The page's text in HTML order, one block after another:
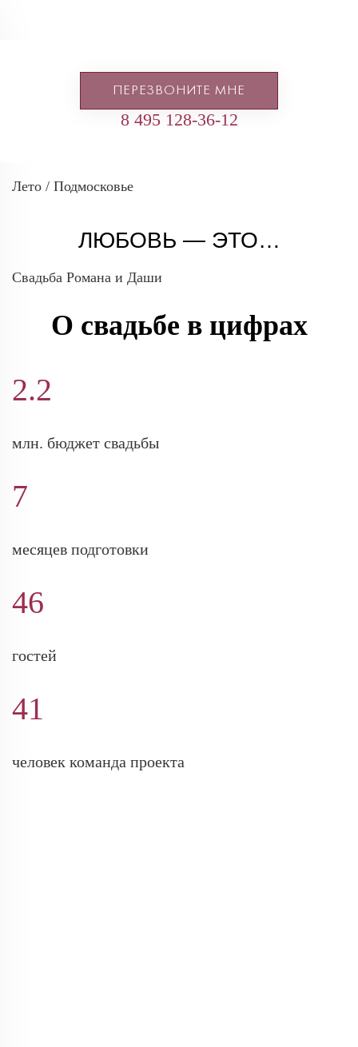
ПЕРЕЗВОНИТЕ МНЕ
8 495 128-36-12
Лето / Подмосковье
ЛЮБОВЬ — ЭТО…
Свадьба Романа и Даши
О свадьбе в цифрах
2.2
млн. бюджет свадьбы
7
месяцев подготовки
46
гостей
41
человек команда проекта